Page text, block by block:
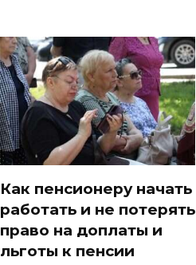
Как пенсионеру начать
работать и не потерять
право на доплаты и
льготы к пенсии